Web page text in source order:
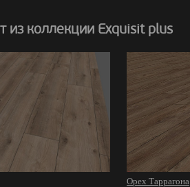
из коллекции Exquisit plus
Орех Таррагона